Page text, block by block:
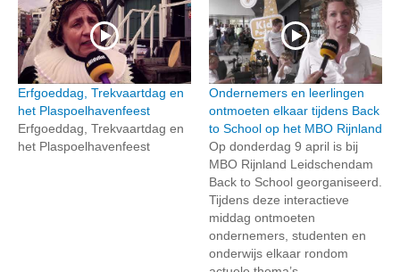
Erfgoeddag, Trekvaartdag en
het Plaspoelhavenfeest
Erfgoeddag, Trekvaartdag en
het Plaspoelhavenfeest
Ondernemers en leerlingen
ontmoeten elkaar tijdens Back
to School op het MBO Rijnland
Op donderdag 9 april is bij
MBO Rijnland Leidschendam
Back to School georganiseerd.
Tijdens deze interactieve
middag ontmoeten
ondernemers, studenten en
onderwijs elkaar rondom